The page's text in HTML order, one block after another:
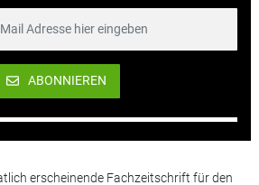
ABONNIEREN
erscheinende Fachzeitschrift für den